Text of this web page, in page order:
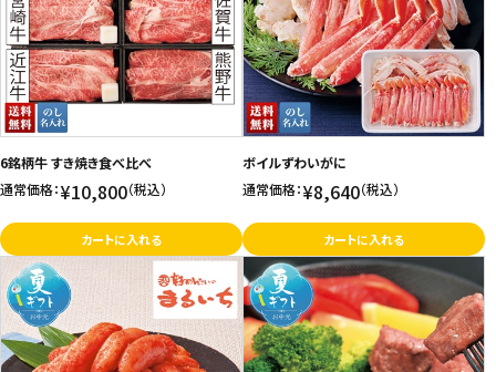
6銘柄牛 すき焼き食べ比べ
通常価格：¥10,800（税込）
カートに入れる
ボイルずわいがに
通常価格：¥8,640（税込）
カートに入れる